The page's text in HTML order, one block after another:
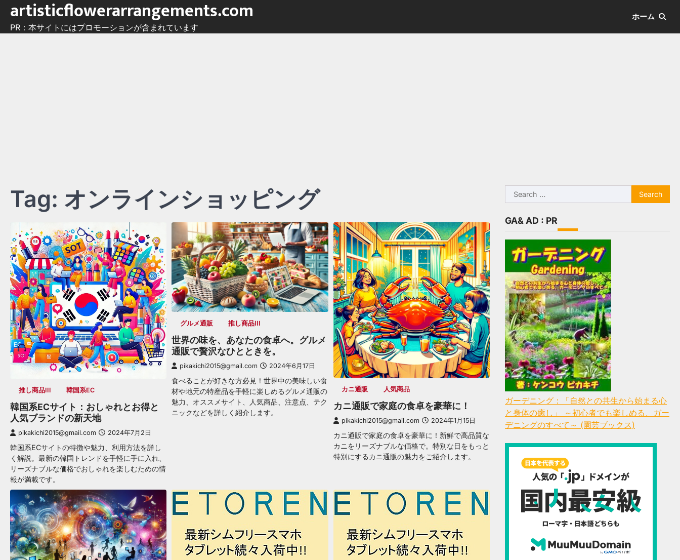
Skip
content
artisticflowerarrangements.com
PR：本サイトにはプロモーションが含まれています
ホーム
Tag: オンラインショッピング
推し商品III 韓国系EC
韓国系ECサイト：おしゃれとお得と
人気ブランドの新天地
pikakichi2015@gmail.com 2024年7月2日
韓国系ECサイトの特徴や魅力、利用方法を詳し
く解説。最新の韓国トレンドを手軽に手に入れ、
リーズナブルな価格でおしゃれを楽しむための情
報が満載です。
グルメ通販 推し商品III
世界の味を、あなたの食卓へ。グルメ
通販で贅沢なひとときを。
pikakichi2015@gmail.com 2024年6月17日
食べることが好きな方必見！世界中の美味しい食
材や地元の特産品を手軽に楽しめるグルメ通販の
魅力、オススメサイト、人気商品、注意点、テク
ニックなどを詳しく紹介します。
カニ通販 人気商品
カニ通販で家庭の食卓を豪華に！
pikakichi2015@gmail.com 2024年1月15日
カニ通販で家庭の食卓を豪華に！新鮮で高品質な
カニをリーズナブルな価格で。特別な日をもっと
特別にするカニ通販の魅力をご紹介します。
Search
for:
GA& AD : PR
ガーデニング：「自然との共生から始まる心
と身体の癒し」 ～初心者でも楽しめる、ガー
デニングのすべて～ (園芸ブックス)